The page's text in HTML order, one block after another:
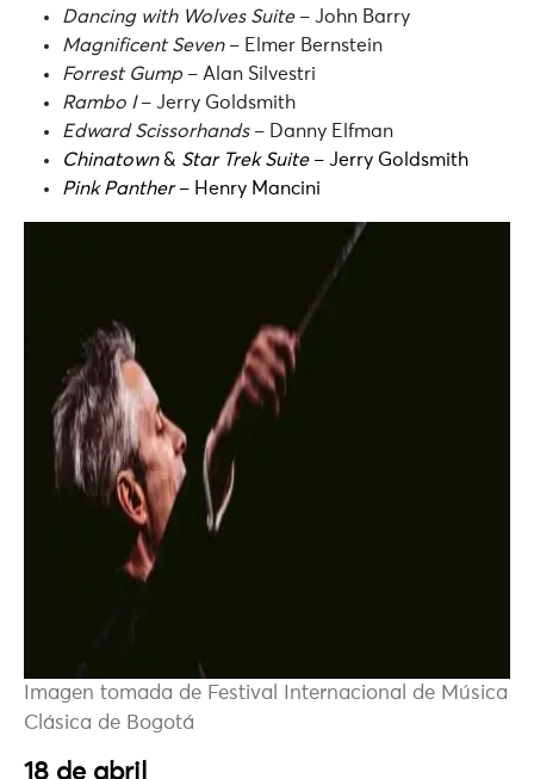
Dancing with Wolves Suite– John Barry
Magnificent Seven– Elmer Bernstein
Forrest Gump – Alan Silvestri
Rambo I– Jerry Goldsmith
Edward Scissorhands– Danny Elfman
Chinatown& Star Trek Suite– Jerry Goldsmith
Pink Panther– Henry Mancini
Imagen tomada de Festival Internacional de Música
Clásica de Bogotá
18 de abril